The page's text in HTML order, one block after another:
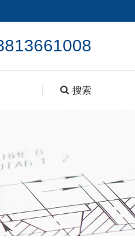
搜索